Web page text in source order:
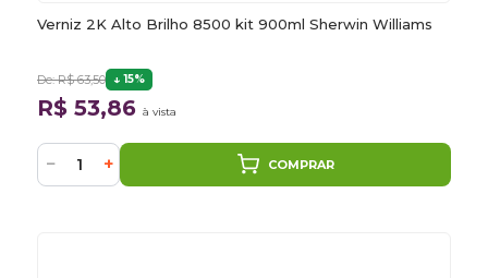
Verniz 2K Alto Brilho 8500 kit 900ml Sherwin Williams
De: R$ 63,50 15%
R$ 53,86 à vista
− + COMPRAR